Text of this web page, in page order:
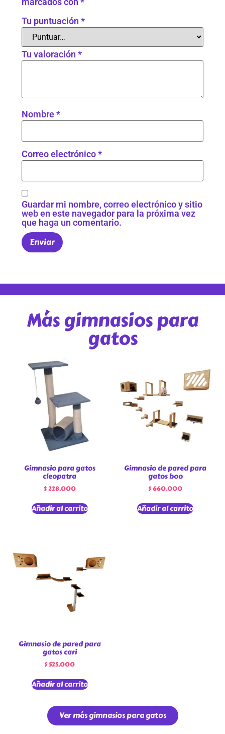
Tu puntuación*
Tu valoración*
Nombre*
Correo electrónico*
Guardar mi nombre, correo electrónico y sitio
web en este navegador para la próxima vez
que haga un comentario.
Más gimnasios para
gatos
Gimnasio para gatos
cleopatra
$228.000
Añadir al carrito
Gimnasio de pared para
gatos boo
$660.000
Añadir al carrito
Gimnasio de pared para
gatos cari
$525.000
Añadir al carrito
Ver más gimnasios para gatos